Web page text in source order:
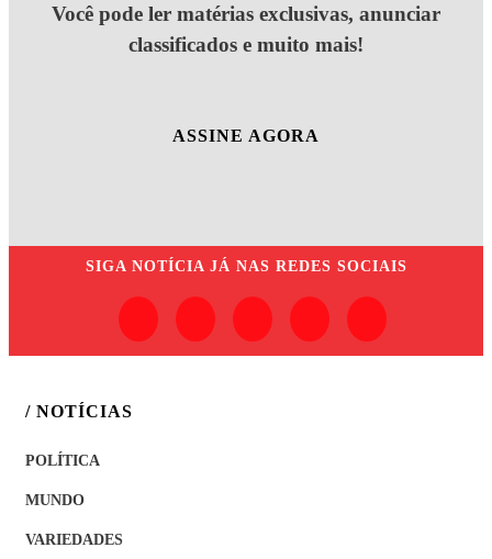
Você pode ler matérias exclusivas, anunciar
classificados e muito mais!
ASSINE AGORA
SIGA NOTÍCIA JÁ NAS REDES SOCIAIS
/ NOTÍCIAS
POLÍTICA
MUNDO
VARIEDADES